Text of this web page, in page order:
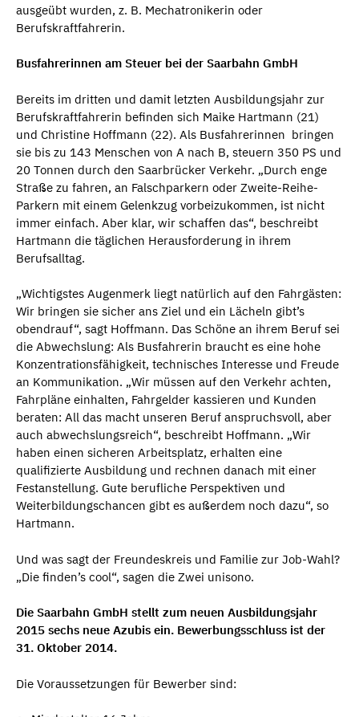
ausgeübt wurden, z. B. Mechatronikerin oder
Berufskraftfahrerin.
Busfahrerinnen am Steuer bei der Saarbahn GmbH
Bereits im dritten und damit letzten Ausbildungsjahr zur
Berufskraftfahrerin befinden sich Maike Hartmann (21)
und Christine Hoffmann (22). Als Busfahrerinnen bringen
sie bis zu 143 Menschen von A nach B, steuern 350 PS und
20 Tonnen durch den Saarbrücker Verkehr. „Durch enge
Straße zu fahren, an Falschparkern oder Zweite-Reihe-
Parkern mit einem Gelenkzug vorbeizukommen, ist nicht
immer einfach. Aber klar, wir schaffen das“, beschreibt
Hartmann die täglichen Herausforderung in ihrem
Berufsalltag.
„Wichtigstes Augenmerk liegt natürlich auf den Fahrgästen:
Wir bringen sie sicher ans Ziel und ein Lächeln gibt’s
obendrauf“, sagt Hoffmann. Das Schöne an ihrem Beruf sei
die Abwechslung: Als Busfahrerin braucht es eine hohe
Konzentrationsfähigkeit, technisches Interesse und Freude
an Kommunikation. „Wir müssen auf den Verkehr achten,
Fahrpläne einhalten, Fahrgelder kassieren und Kunden
beraten: All das macht unseren Beruf anspruchsvoll, aber
auch abwechslungsreich“, beschreibt Hoffmann. „Wir
haben einen sicheren Arbeitsplatz, erhalten eine
qualifizierte Ausbildung und rechnen danach mit einer
Festanstellung. Gute berufliche Perspektiven und
Weiterbildungschancen gibt es außerdem noch dazu“, so
Hartmann.
Und was sagt der Freundeskreis und Familie zur Job-Wahl?
„Die finden’s cool“, sagen die Zwei unisono.
Die Saarbahn GmbH stellt zum neuen Ausbildungsjahr
2015 sechs neue Azubis ein. Bewerbungsschluss ist der
31. Oktober 2014.
Die Voraussetzungen für Bewerber sind: